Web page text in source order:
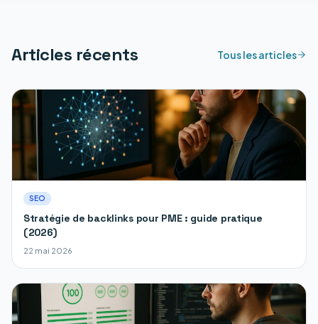
Articles récents Tous les articles
SEO
Stratégie de backlinks pour PME : guide pratique
(2026)
22 mai 2026